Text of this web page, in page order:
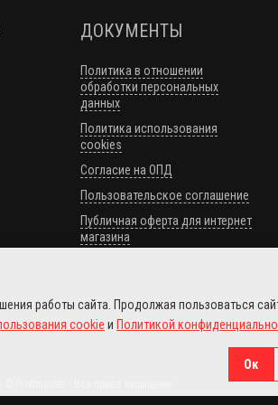
ДОКУМЕНТЫ
Политика в отношении
обработки персональных
данных
Политика использования
cookies
Согласие на ОПД
Пользовательское соглашение
Публичная оферта для интернет
магазина
работы сайта. Продолжая пользоваться
cookie и Политикой
Ок